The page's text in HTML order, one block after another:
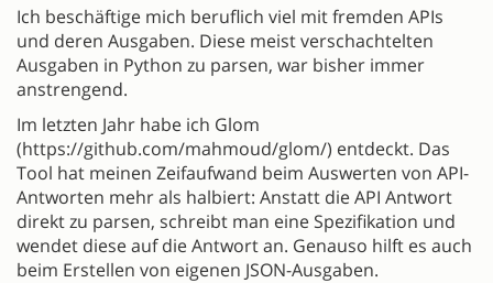
Ich beschäftige mich beruflich viel mit fremden APIs
und deren Ausgaben. Diese meist verschachtelten
Ausgaben in Python zu parsen, war bisher immer
anstrengend.
Im letzten Jahr habe ich Glom
(https://github.com/mahmoud/glom/) entdeckt. Das
Tool hat meinen Zeifaufwand beim Auswerten von API-
Antworten mehr als halbiert: Anstatt die API Antwort
direkt zu parsen, schreibt man eine Spezifikation und
wendet diese auf die Antwort an. Genauso hilft es auch
beim Erstellen von eigenen JSON-Ausgaben.